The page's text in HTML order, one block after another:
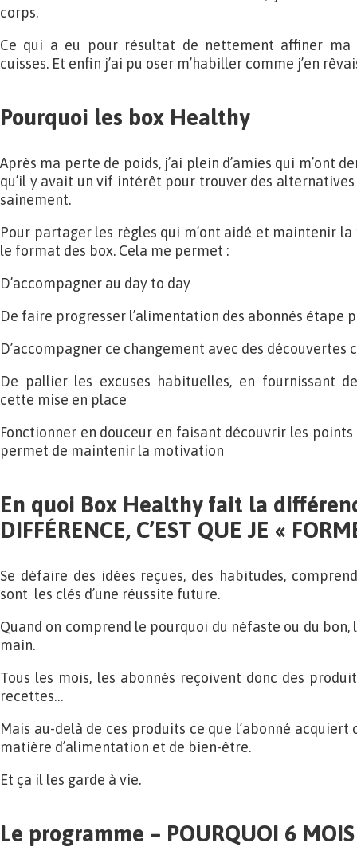
corps.
Ce qui a eu pour résultat de nettement affiner ma
cuisses. Et enfin j’ai pu oser m’habiller comme j’en
Pourquoi les box Healthy
Après ma perte de poids, j’ai plein d’amies qui m’ont
qu’il y avait un vif intérêt pour trouver des
sainement.
Pour partager les règles qui m’ont aidé et maintenir la
le format des box. Cela me permet :
D’accompagner au day to day
De faire progresser l’alimentation des abonnés étape
D’accompagner ce changement avec des découvertes
De pallier les excuses habituelles, en fournissant
cette mise en place
Fonctionner en douceur en faisant découvrir les
permet de maintenir la motivation
En quoi Box Healthy fait la
DIFFÉRENCE, C’EST QUE JE «
Se défaire des idées reçues, des habitudes,
sont les clés d’une réussite future.
Quand on comprend le pourquoi du néfaste ou du
main.
Tous les mois, les abonnés reçoivent donc des
recettes…
Mais au-delà de ces produits ce que l’abonné
matière d’alimentation et de bien-être.
Et ça il les garde à vie.
Le programme – POURQUOI 6